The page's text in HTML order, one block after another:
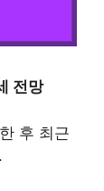
전망
후 최근